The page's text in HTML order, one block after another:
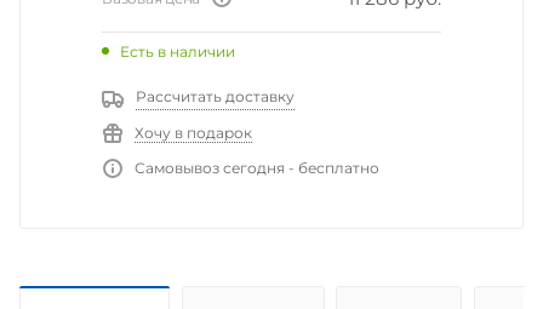
Есть в наличии
Рассчитать доставку
Хочу в подарок
Самовывоз сегодня - бесплатно